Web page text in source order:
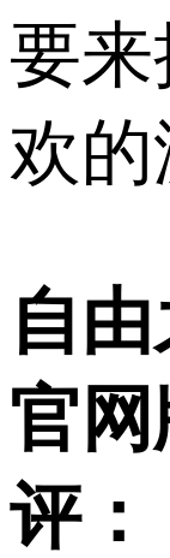
要
欢的
自
官
评：